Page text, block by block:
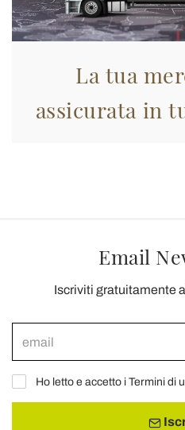
La tua
assicurata in
Email
Iscriviti gratuitamente
Ho letto e accetto i Termini di